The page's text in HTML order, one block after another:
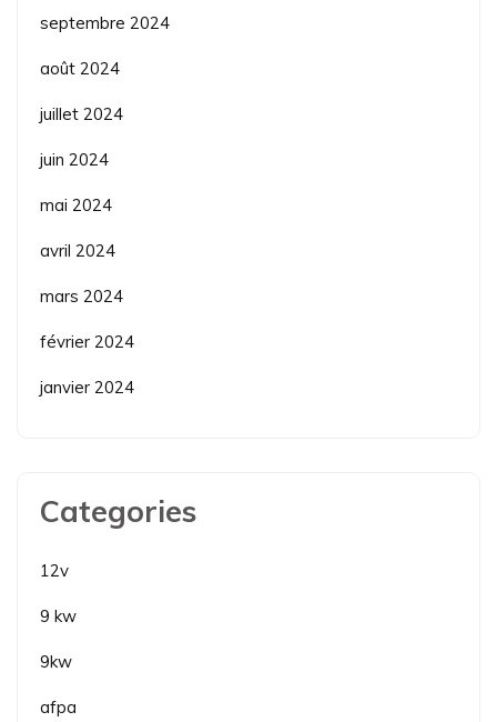
septembre 2024
août 2024
juillet 2024
juin 2024
mai 2024
avril 2024
mars 2024
février 2024
janvier 2024
Categories
12v
9 kw
9kw
afpa